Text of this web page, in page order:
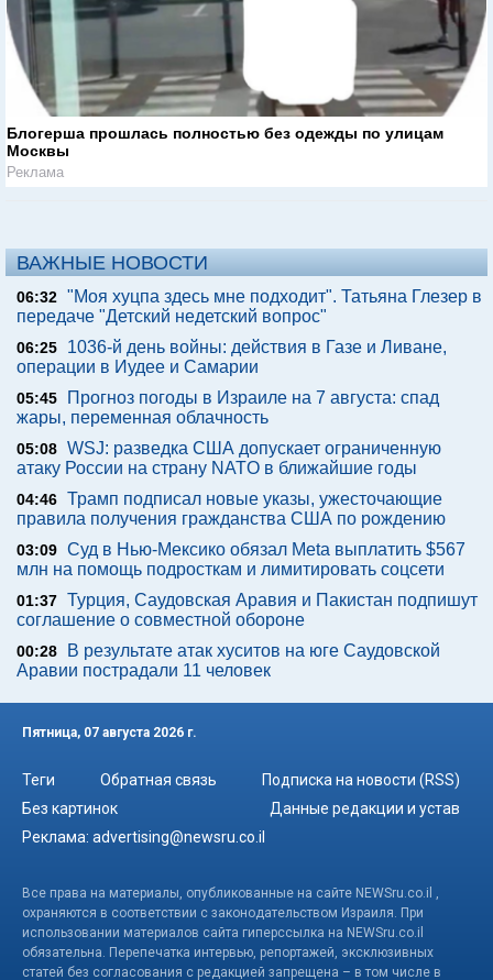
Блогерша прошлась полностью без одежды по улицам
Москвы
Реклама
ВАЖНЫЕ НОВОСТИ
06:32 "Моя хуцпа здесь мне подходит". Татьяна Глезер в
передаче "Детский недетский вопрос"
06:25
1036-й день войны: действия в Газе и Ливане,
операции в Иудее и Самарии
05:45
Прогноз погоды в Израиле на 7 августа: спад
жары, переменная облачность
05:08 WSJ: разведка США допускает ограниченную
атаку России на страну NATO в ближайшие годы
04:46 Трамп подписал новые указы, ужесточающие
правила получения гражданства США по рождению
03:09 Суд в Нью-Мексико обязал Meta выплатить $567
млн на помощь подросткам и лимитировать соцсети
01:37 Турция, Саудовская Аравия и Пакистан подпишут
соглашение о совместной обороне
00:28
В результате атак хуситов на юге Саудовской
Аравии пострадали 11 человек
Пятница, 07 августа 2026 г.
Теги Обратная связь
Подписка на новости (RSS)
Без картинок
Данные редакции и устав
Реклама: advertising@newsru.co.il
Все права на материалы, опубликованные на сайте NEWSru.co.il ,
охраняются в соответствии с законодательством Израиля. При
использовании материалов сайта гиперссылка на NEWSru.co.il
обязательна. Перепечатка интервью, репортажей, эксклюзивных
статей без согласования с редакцией запрещена – в том числе в